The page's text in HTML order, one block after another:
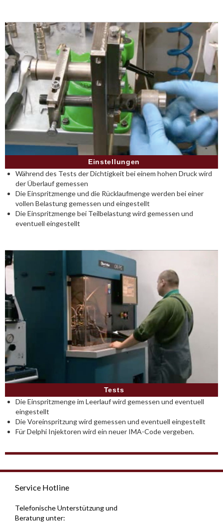
Einstellungen
Während des Tests der Dichtigkeit bei einem hohen Druck wird
der Überlauf gemessen
Die Einspritzmenge und die Rücklaufmenge werden bei einer
vollen Belastung gemessen und eingestellt
Die Einspritzmenge bei Teilbelastung wird gemessen und
eventuell eingestellt
Tests
Die Einspritzmenge im Leerlauf wird gemessen und eventuell
eingestellt
Die Voreinspritzung wird gemessen und eventuell eingestellt
Für Delphi Injektoren wird ein neuer IMA-Code vergeben.
Service Hotline
Telefonische Unterstützung und
Beratung unter: